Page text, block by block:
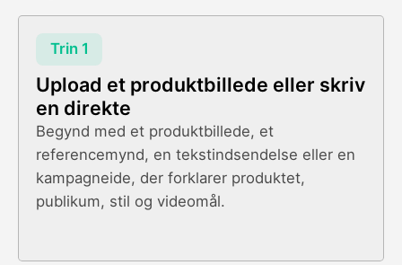
Trin 1
Upload et produktbillede eller skriv
en direkte
Begynd med et produktbillede, et
referencemynd, en tekstindsendelse eller en
kampagneide, der forklarer produktet,
publikum, stil og videomål.